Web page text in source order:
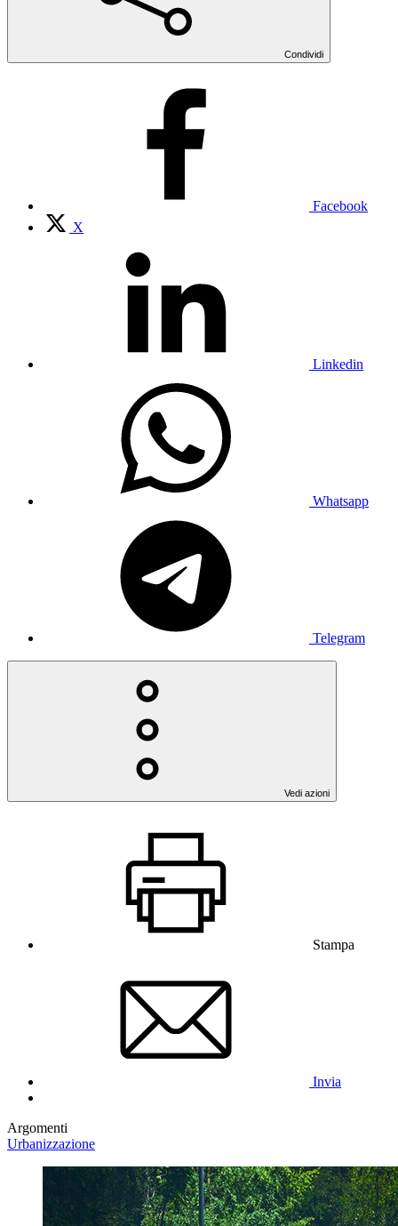
Condividi
Facebook
X
Linkedin
Whatsapp
Telegram
Vedi azioni
Stampa
Invia
Argomenti
Urbanizzazione